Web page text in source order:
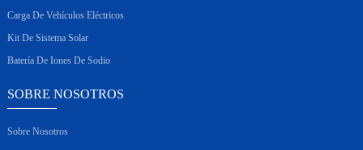
Carga De Vehículos Eléctricos
Kit De Sistema Solar
Batería De Iones De Sodio
SOBRE NOSOTROS
Sobre Nosotros